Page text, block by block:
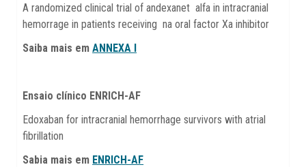
A randomized clinical trial of andexanet alfa in intracranial
hemorrage in patients receiving na oral factor Xa inhibitor
Saiba mais emANNEXA I
Ensaio clínico ENRICH-AF
Edoxaban for intracranial hemorrhage survivors with atrial
fibrillation
Sabia mais em ENRICH-AF